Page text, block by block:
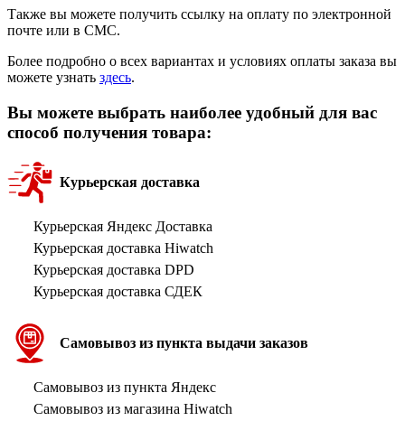
Также вы можете получить ссылку на оплату по электронной
почте или в СМС.
Более подробно о всех вариантах и условиях оплаты заказа вы
можете узнать здесь.
Вы можете выбрать наиболее удобный для вас
способ получения товара:
Курьерская доставка
Курьерская Яндекс Доставка
Курьерская доставка Hiwatch
Курьерская доставка DPD
Курьерская доставка СДЕК
Самовывоз из пункта выдачи заказов
Самовывоз из пункта Яндекс
Самовывоз из магазина Hiwatch